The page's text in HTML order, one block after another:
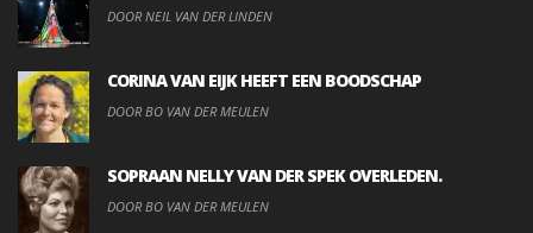
DOOR NEIL VAN DER LINDEN
CORINA VAN EIJK HEEFT EEN BOODSCHAP
DOOR BO VAN DER MEULEN
SOPRAAN NELLY VAN DER SPEK OVERLEDEN.
DOOR BO VAN DER MEULEN